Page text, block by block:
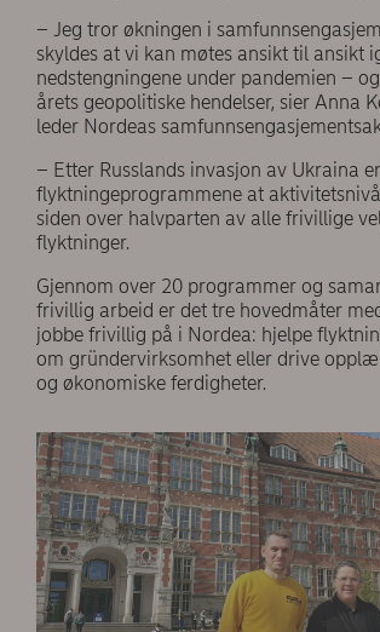
– Jeg tror økningen i
skyldes at vi kan møtes ansikt til ansikt
nedstengningene under pandemien –
årets geopolitiske hendelser, sier Anna
leder Nordeas
– Etter Russlands invasjon av Ukraina
flyktningeprogrammene at
siden over halvparten av alle frivillige
flyktninger.
Gjennom over 20 programmer og
frivillig arbeid er det tre hovedmåter
jobbe frivillig på i Nordea: hjelpe
om gründervirksomhet eller drive
og økonomiske ferdigheter.